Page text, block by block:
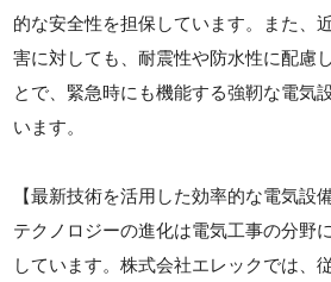
的な安全性を担保しています。また、
害に対しても、耐震性や防水性に配慮
とで、緊急時にも機能する強靭な電気
います。
【最新技術を活用した効率的な電気設
テクノロジーの進化は電気工事の分野
しています。株式会社エレックでは、